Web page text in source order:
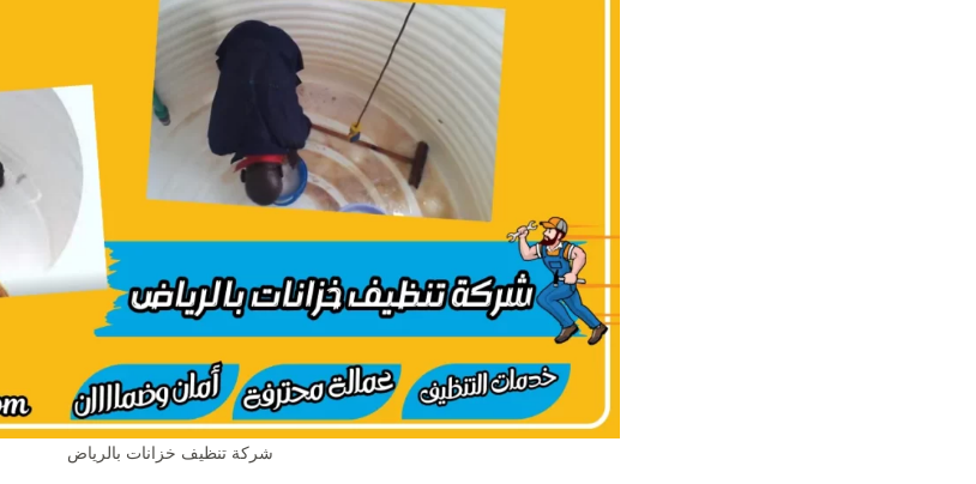
شركة تنظيف خزانات بالرياض